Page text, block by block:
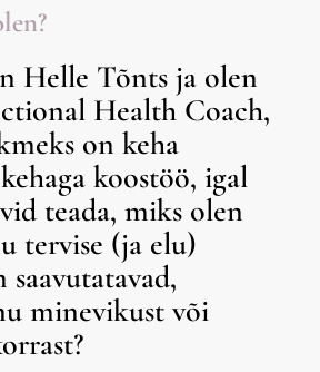
Helle Tõnts ja olen
Health Coach,
on keha
koostöö, igal
teada, miks olen
tervise (ja elu)
saavutatavad,
minevikust või